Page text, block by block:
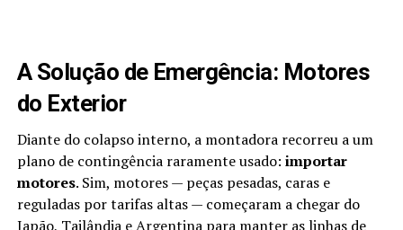
A Solução de Emergência: Motores
do Exterior
Diante do colapso interno, a montadora recorreu a um
plano de contingência raramente usado: importar
motores. Sim, motores — peças pesadas, caras e
reguladas por tarifas altas — começaram a chegar do
Japão, Tailândia e Argentina para manter as linhas de